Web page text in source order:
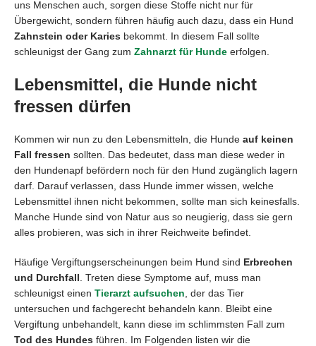
uns Menschen auch, sorgen diese Stoffe nicht nur für
Übergewicht, sondern führen häufig auch dazu, dass ein Hund
Zahnstein oder Karies bekommt. In diesem Fall sollte
schleunigst der Gang zum Zahnarzt für Hunde erfolgen.
Lebensmittel, die Hunde nicht
fressen dürfen
Kommen wir nun zu den Lebensmitteln, die Hunde auf keinen
Fall fressen sollten. Das bedeutet, dass man diese weder in
den Hundenapf befördern noch für den Hund zugänglich lagern
darf. Darauf verlassen, dass Hunde immer wissen, welche
Lebensmittel ihnen nicht bekommen, sollte man sich keinesfalls.
Manche Hunde sind von Natur aus so neugierig, dass sie gern
alles probieren, was sich in ihrer Reichweite befindet.
Häufige Vergiftungserscheinungen beim Hund sind Erbrechen
und Durchfall . Treten diese Symptome auf, muss man
schleunigst einen Tierarzt aufsuchen , der das Tier
untersuchen und fachgerecht behandeln kann. Bleibt eine
Vergiftung unbehandelt, kann diese im schlimmsten Fall zum
Tod des Hundes führen. Im Folgenden listen wir die